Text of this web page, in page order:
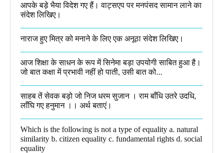
आपके बड़े भैया विदेश गए हैं। वाट्सएप पर मनपंसद सामान लाने का
संदेश लिखिए।
नाराज हुए मित्र को मनाने के लिए एक अनूठा संदेश लिखिए।
आज शिक्षा के साधन के रूप में सिनेमा बड़ा उपयोगी साबित हुआ है।
जो बात कक्षा में प्रभावी नहीं हो पाती, उसी बात को...
साहब तें सेवक बड़ो जो निज धरम सुजान । राम बाँधि उतरे उदधि,
लाँघि गए हनुमान ।।​ अर्थ बताएं।
Which is the following is not a type of equality a. natural
similarity b. citizen equality c. fundamental rights d. social
equality​